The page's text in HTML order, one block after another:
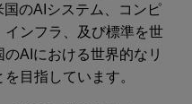
のAIシステム、コンピ
インフラ、及び標準を世
AIにおける世界的なリ
目指しています。